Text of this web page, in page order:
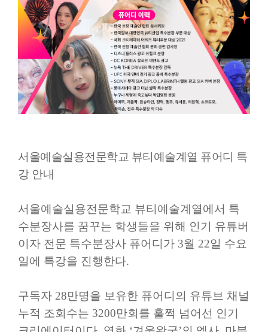
서울예술실용전문학교 뷰티예술계열 퓨어디 특
강 안내
서울예술실용전문학교 뷰티예술계열에서 특
수분장사를 꿈꾸는 학생들을 위해 인기 유튜버
이자 전문 특수분장사 퓨어디가 3월 22일 수요
일에 특강을 진행한다.
구독자 28만명을 보유한 퓨어디의 유튜브 채널
누적 조회수는 3200만회를 훌쩍 넘어선 인기